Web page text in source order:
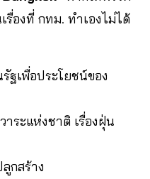
รื่องที่ กทม. ทำเองไม่ได้
ฐเพื่อประโยชน์ของ
ระแห่งชาติ เรื่องฝุ่น
กสร้าง